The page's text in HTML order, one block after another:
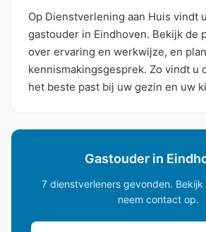
Op Dienstverlening aan Huis vindt
gastouder in Eindhoven. Bekijk de
over ervaring en werkwijze, en
kennismakingsgesprek. Zo vindt u
het beste past bij uw gezin en uw
Gastouder in
7 dienstverleners gevonden.
neem contact op.